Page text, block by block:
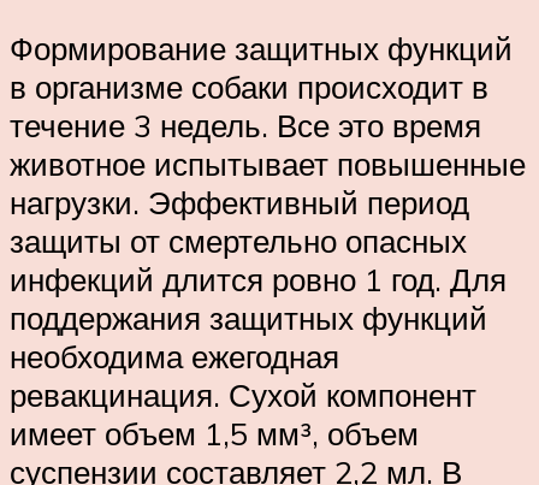
Формирование защитных функций
в организме собаки происходит в
течение 3 недель. Все это время
животное испытывает повышенные
нагрузки. Эффективный период
защиты от смертельно опасных
инфекций длится ровно 1 год. Для
поддержания защитных функций
необходима ежегодная
ревакцинация. Сухой компонент
имеет объем 1,5 мм³, объем
суспензии составляет 2,2 мл. В